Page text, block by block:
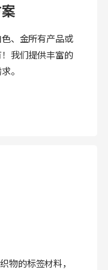
、金所有产品或
我们提供丰富的
。
物的标签材料，